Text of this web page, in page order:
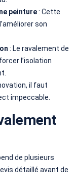
peinture: Cette
son
: Le ravalement de
l’isolation
il faut
impeccable.
de plusieurs
détaillé avant de